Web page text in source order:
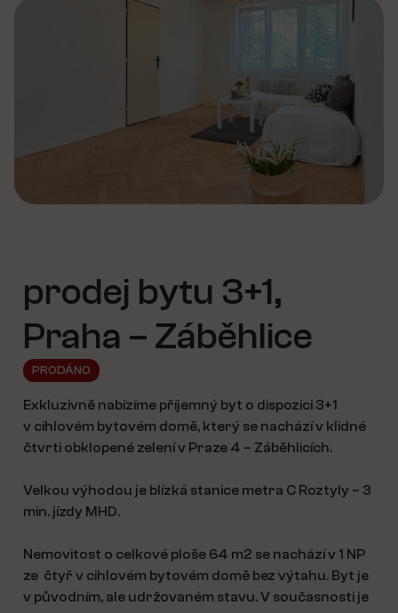
prodej bytu 3+1,
Praha – Záběhlice
PRODÁNO
Exkluzivně nabízíme příjemný byt o dispozici 3+1
v cihlovém bytovém domě, který se nachází v klidné
čtvrti obklopené zelení v Praze 4 – Záběhlicích.
Velkou výhodou je blízká stanice metra C Roztyly – 3
min. jízdy MHD.
Nemovitost o celkové ploše 64 m2 se nachází v 1 NP
ze čtyř v cihlovém bytovém domě bez výtahu. Byt je
v původním, ale udržovaném stavu. V současnosti je